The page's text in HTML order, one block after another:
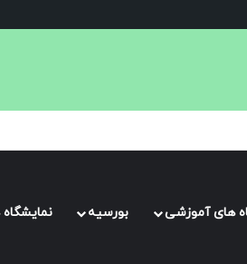
بزرگ‌ترین مسابقه بین‌المللی هنر و
های آموزشی بورسیه نمایشگاه